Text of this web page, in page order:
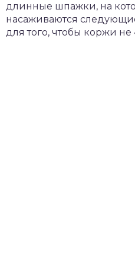
длинные шпажки, на
насаживаются
для того, чтобы коржи не